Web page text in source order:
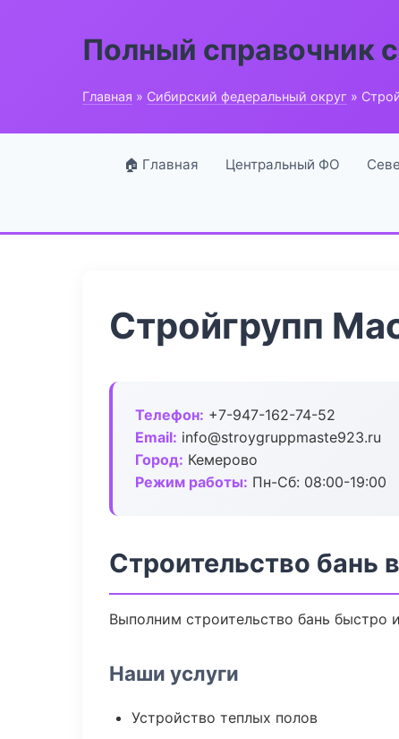
Полный справочник
Главная » Сибирский федеральный округ »
🏠 Главная Центральный ФО
Стройгрупп
Телефон: +7-947-162-74-52
Email: info@stroygruppmaste923.ru
Город: Кемерово
Режим работы: Пн-Сб: 08:00-19:00
Строительство бань
Выполним строительство бань
Наши услуги
Устройство теплых полов